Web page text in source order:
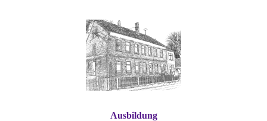
Ausbildung